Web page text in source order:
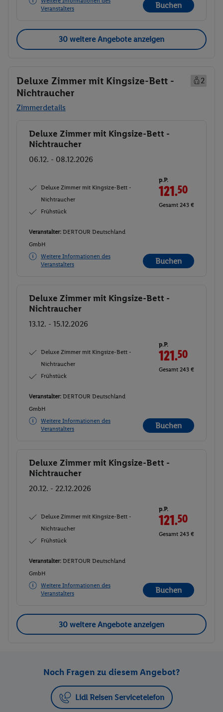
Veranstalters
Buchen
30 weitere Angebote anzeigen
Deluxe Zimmer mit Kingsize-Bett -
Nichtraucher
2
Zimmerdetails
Buchen
Deluxe Zimmer mit Kingsize-Bett -
Nichtraucher
06.12. - 08.12.2026
Deluxe Zimmer mit Kingsize-Bett -
Nichtraucher
Frühstück
p.P.
121.50
Gesamt 243 €
Veranstalter: DERTOUR Deutschland
GmbH
Weitere Informationen des
Veranstalters
Buchen
Buchen
Deluxe Zimmer mit Kingsize-Bett -
Nichtraucher
13.12. - 15.12.2026
Deluxe Zimmer mit Kingsize-Bett -
Nichtraucher
Frühstück
p.P.
121.50
Gesamt 243 €
Veranstalter: DERTOUR Deutschland
GmbH
Weitere Informationen des
Veranstalters
Buchen
Buchen
Deluxe Zimmer mit Kingsize-Bett -
Nichtraucher
20.12. - 22.12.2026
Deluxe Zimmer mit Kingsize-Bett -
Nichtraucher
Frühstück
p.P.
121.50
Gesamt 243 €
Veranstalter: DERTOUR Deutschland
GmbH
Weitere Informationen des
Veranstalters
Buchen
30 weitere Angebote anzeigen
Noch Fragen zu diesem Angebot?
Lidl Reisen Servicetelefon